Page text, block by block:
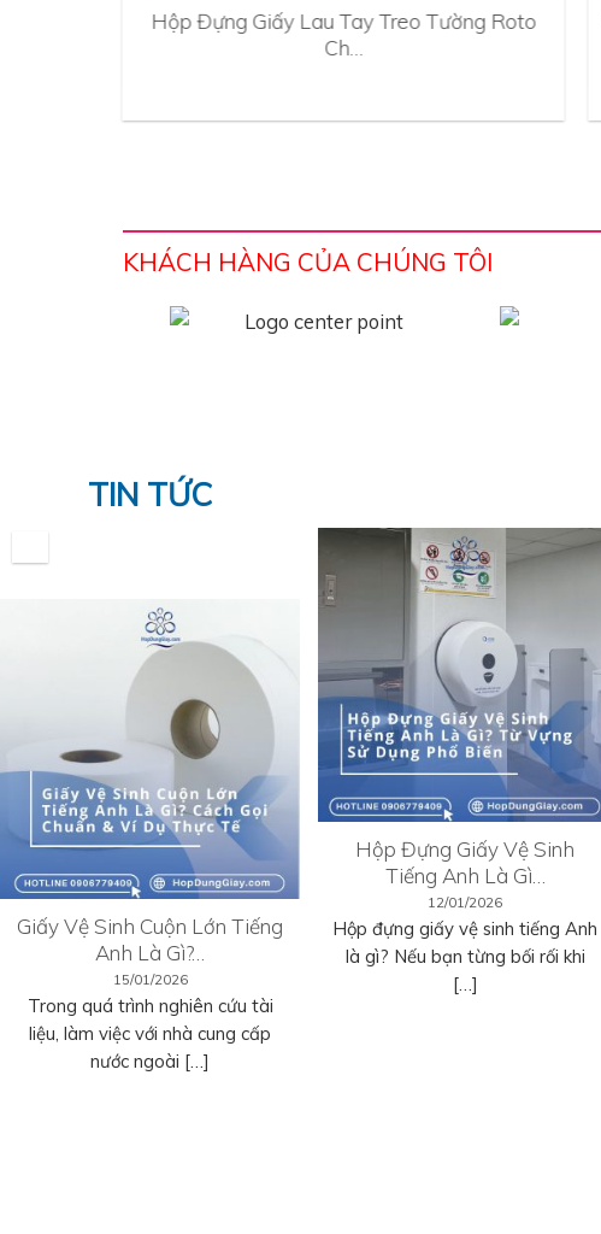
Hộp Đựng Giấy Lau Tay Treo Tường Roto
Ch…
KHÁCH HÀNG CỦA CHÚNG TÔI
TIN TỨC
Giấy Vệ Sinh Cuộn Lớn Tiếng
Anh Là Gì?…
15/01/2026
Trong quá trình nghiên cứu tài
liệu, làm việc với nhà cung cấp
nước ngoài […]
Hộp Đựng Giấy Vệ Sinh
Tiếng Anh Là Gì…
12/01/2026
Hộp đựng giấy vệ sinh tiếng Anh
là gì? Nếu bạn từng bối rối khi
[…]